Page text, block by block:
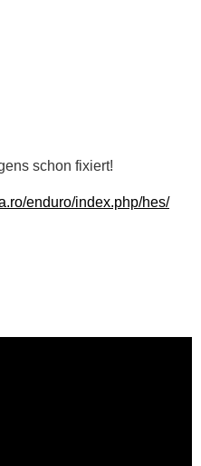
schon fixiert!
enduro/index.php/hes/